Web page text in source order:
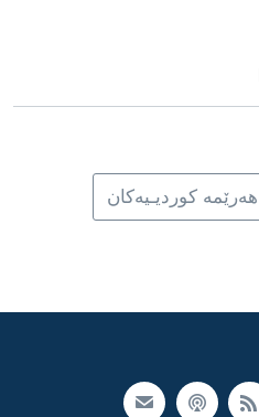
هه‌رێمه‌ کوردیـیه‌کان